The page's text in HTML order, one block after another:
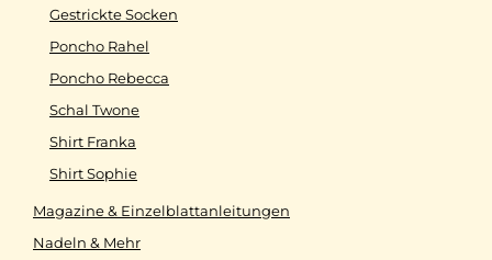
Gestrickte Socken
Poncho Rahel
Poncho Rebecca
Schal Twone
Shirt Franka
Shirt Sophie
Magazine & Einzelblattanleitungen
Nadeln & Mehr